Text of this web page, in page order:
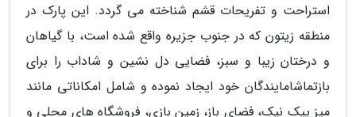
استراحت و تفریحات قشم شناخته می گردد. این پارک در
منطقه زیتون که در جنوب جزیره واقع شده است، با گیاهان
و درختان زیبا و سبز، فضایی دل نشین و شاداب را برای
بازتماشامایندگان خود ایجاد نموده و شامل امکاناتی مانند
میز پیک نیک، فضای باز، زمین بازی، فروشگاه های محلی و